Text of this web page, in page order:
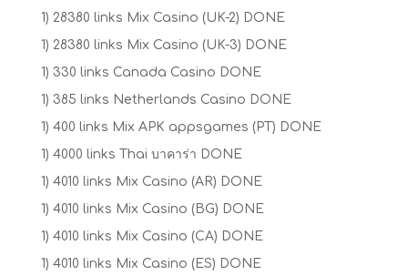
1) 28380 links Mix Casino (UK-2) DONE
1) 28380 links Mix Casino (UK-3) DONE
1) 330 links Canada Casino DONE
1) 385 links Netherlands Casino DONE
1) 400 links Mix APK appsgames (PT) DONE
1) 4000 links Thai บาคาร่า DONE
1) 4010 links Mix Casino (AR) DONE
1) 4010 links Mix Casino (BG) DONE
1) 4010 links Mix Casino (CA) DONE
1) 4010 links Mix Casino (ES) DONE